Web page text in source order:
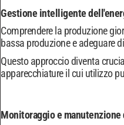
Gestione intelligente
Comprendere la produzione
bassa produzione e adeguare
Questo approccio diventa
apparecchiature il cui utilizzo
Monitoraggio e